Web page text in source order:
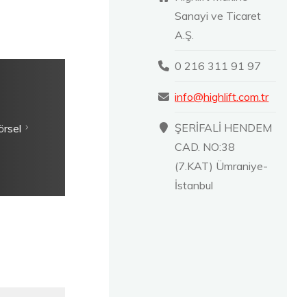
Sanayi ve Ticaret
A.Ş.
0 216 311 91 97
info@highlift.com.tr
ŞERİFALİ HENDEM
CAD. NO:38
(7.KAT) Ümraniye-
İstanbul